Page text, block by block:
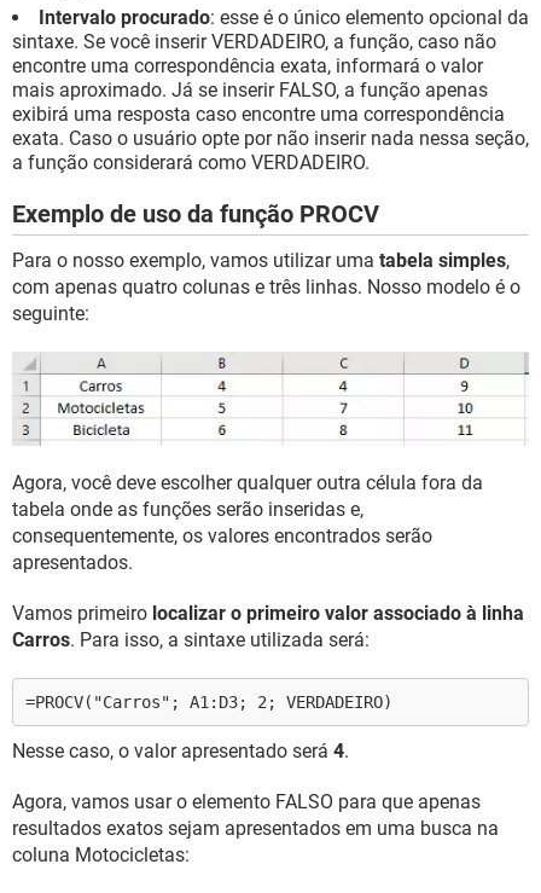
Intervalo procurado: esse é o único elemento opcional da
sintaxe. Se você inserir VERDADEIRO, a função, caso não
encontre uma correspondência exata, informará o valor
mais aproximado. Já se inserir FALSO, a função apenas
exibirá uma resposta caso encontre uma correspondência
exata. Caso o usuário opte por não inserir nada nessa seção,
a função considerará como VERDADEIRO.
Exemplo de uso da função PROCV
Para o nosso exemplo, vamos utilizar uma tabela simples,
com apenas quatro colunas e três linhas. Nosso modelo é o
seguinte:
Agora, você deve escolher qualquer outra célula fora da
tabela onde as funções serão inseridas e,
consequentemente, os valores encontrados serão
apresentados.
Vamos primeiro localizar o primeiro valor associado à linha
Carros. Para isso, a sintaxe utilizada será:
=PROCV("Carros"; A1:D3; 2; VERDADEIRO)
Nesse caso, o valor apresentado será 4.
Agora, vamos usar o elemento FALSO para que apenas
resultados exatos sejam apresentados em uma busca na
coluna Motocicletas: